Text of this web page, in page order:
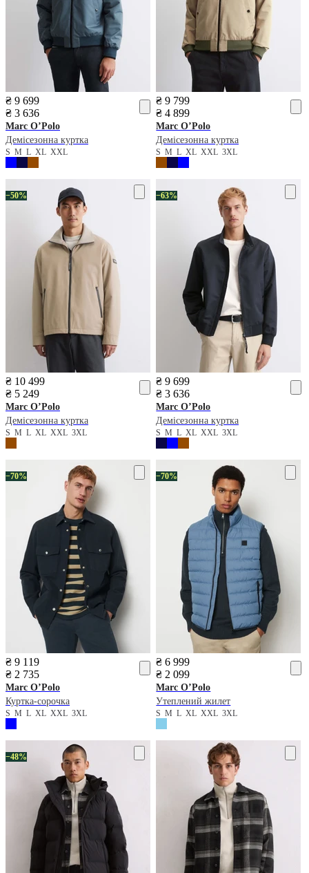
₴ 9 699
₴ 3 636
Marc O’Polo
Демісезонна куртка
S M L XL XXL
₴ 9 799
₴ 4 899
Marc O’Polo
Демісезонна куртка
SMLXLXXL3XL
−50%
₴ 10 499
₴ 5 249
Marc O’Polo
Демісезонна куртка
S M L XL XXL 3XL
−63%
₴ 9 699
₴ 3 636
Marc O’Polo
Демісезонна куртка
SMLXLXXL3XL
−70%
₴ 9 119
₴ 2 735
Marc O’Polo
Куртка-сорочка
S M L XL XXL 3XL
−70%
₴ 6 999
₴ 2 099
Marc O’Polo
Утеплений жилет
SMLXLXXL3XL
−48%